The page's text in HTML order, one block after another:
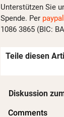
Unterstützen Sie
Spende. Per
1086 3865 (BIC:
Teile diesen
Diskussion